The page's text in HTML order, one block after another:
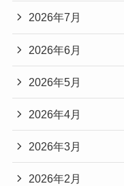
2026年7月
2026年6月
2026年5月
2026年4月
2026年3月
2026年2月